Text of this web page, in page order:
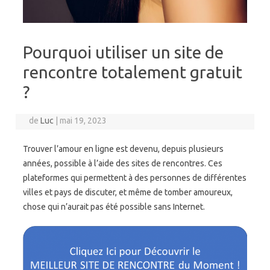
Pourquoi utiliser un site de
rencontre totalement gratuit
?
deLuc mai 19, 2023
Trouver l’amour en ligne est devenu, depuis plusieurs
années, possible à l’aide des sites de rencontres. Ces
plateformes qui permettent à des personnes de différentes
villes et pays de discuter, et même de tomber amoureux,
chose qui n’aurait pas été possible sans Internet.